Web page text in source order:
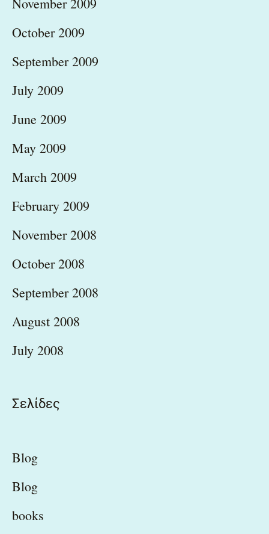
October 2009
September 2009
July 2009
June 2009
May 2009
March 2009
February 2009
November 2008
October 2008
September 2008
August 2008
July 2008
Σελίδες
Blog
Blog
books